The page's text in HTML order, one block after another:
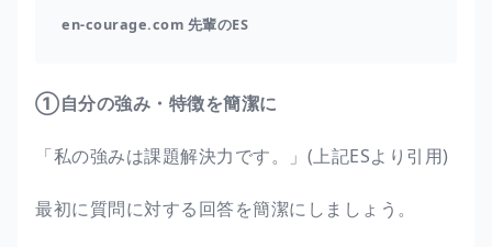
en-courage.com 先輩のES
①自分の強み・特徴を簡潔に
「私の強みは課題解決力です。」(上記ESより引用)
最初に質問に対する回答を簡潔にしましょう。